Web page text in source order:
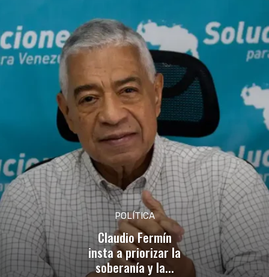
POLÍTICA
Claudio Fermín
insta a priorizar la
soberanía y la...